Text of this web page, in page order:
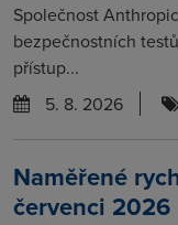
Společnost
bezpečnostních
přístup...
5. 8. 2026
Naměřené
červenci 2026